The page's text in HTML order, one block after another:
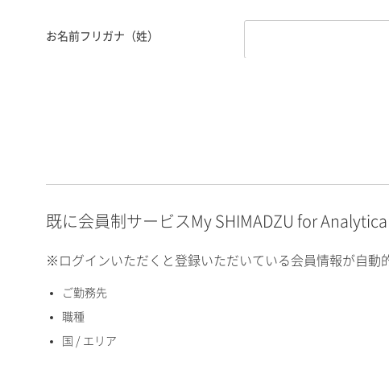
お名前フリガナ（姓）
英数）
国 / エリア
既に会員制サービスMy SHIMADZU for
※ログインいただくと登録いただいている会員情報が自動
ご勤務先
職種
国 / エリア